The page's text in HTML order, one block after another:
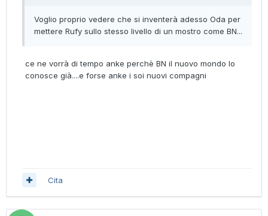
Voglio proprio vedere che si inventerà adesso Oda per
mettere Rufy sullo stesso livello di un mostro come BN...
ce ne vorrà di tempo anke perchè BN il nuovo mondo lo
conosce già....e forse anke i soi nuovi compagni
Cita